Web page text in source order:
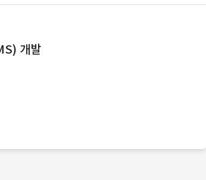
개발